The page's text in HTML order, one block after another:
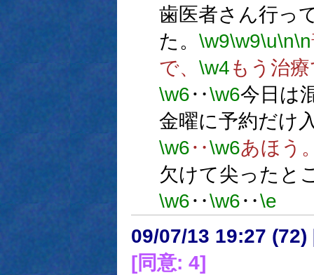
歯医者さん行っ
た。 \w9\w9\u\n\n
で、 \w4もう治
\w6‥\w6今日は
金曜に予約だけ
\w6‥\w6あほう
欠けて尖ったと
\w6‥\w6‥\e
09/07/13 19:27 (72)
[同意: 4]